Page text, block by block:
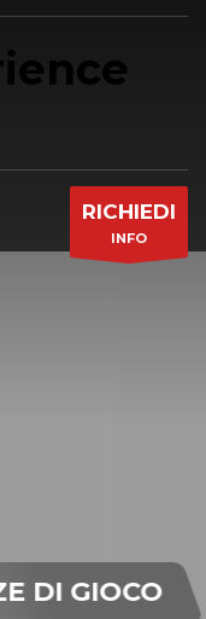
RICHIEDI
INFO
DI GIOCO